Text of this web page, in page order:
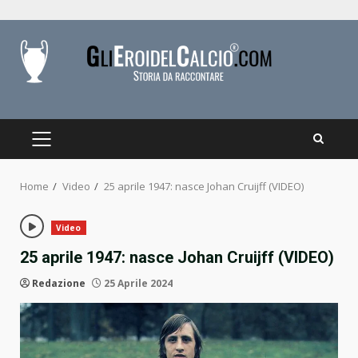
content
PRIMARY
Home Video 25 aprile 1947: nasce Johan Cruijff (VIDEO)
Video
25 aprile 1947: nasce Johan Cruijff (VIDEO)
Redazione 25 Aprile 2024